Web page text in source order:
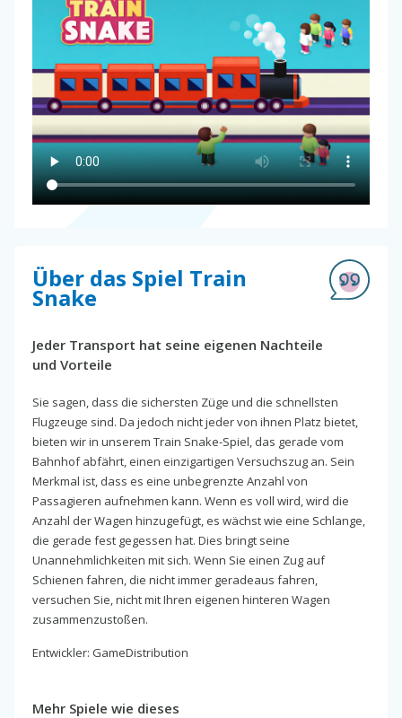
Über das Spiel Train
Snake
Jeder Transport hat seine eigenen Nachteile
und Vorteile
Sie sagen, dass die sichersten Züge und die schnellsten
Flugzeuge sind. Da jedoch nicht jeder von ihnen Platz bietet,
bieten wir in unserem Train Snake-Spiel, das gerade vom
Bahnhof abfährt, einen einzigartigen Versuchszug an. Sein
Merkmal ist, dass es eine unbegrenzte Anzahl von
Passagieren aufnehmen kann. Wenn es voll wird, wird die
Anzahl der Wagen hinzugefügt, es wächst wie eine Schlange,
die gerade fest gegessen hat. Dies bringt seine
Unannehmlichkeiten mit sich. Wenn Sie einen Zug auf
Schienen fahren, die nicht immer geradeaus fahren,
versuchen Sie, nicht mit Ihren eigenen hinteren Wagen
zusammenzustoßen.
Entwickler: GameDistribution
Mehr Spiele wie dieses